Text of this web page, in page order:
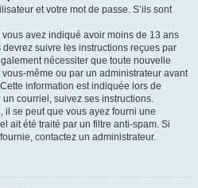
et votre mot de passe. S’ils sont
avez indiqué avoir moins de 13 ans
devrez suivre les instructions reçues par
nécessiter que toute nouvelle
même ou par un administrateur avant
information est indiquée lors de
un courriel, suivez ses instructions.
il se peut que vous ayez fourni une
ait été traité par un filtre anti-spam. Si
contactez un administrateur.